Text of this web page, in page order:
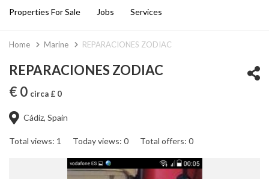
Properties For Sale
Jobs Services
Home Marine REPARACIONES ZODIAC
REPARACIONES ZODIAC
€ 0 circa £ 0
Cádiz, Spain
Total views: 1 Today views: 0 Total offers: 0